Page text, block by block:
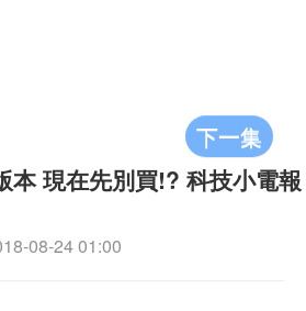
下一集
現在先別買!? 科技小電報
08-24 01:00